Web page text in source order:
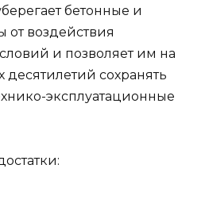
бетонные и
от воздействия
и позволяет им на
сохранять
эксплуатационные